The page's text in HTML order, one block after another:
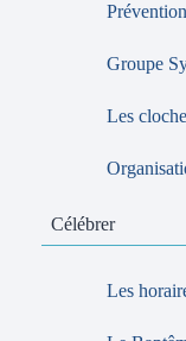
Groupe
Les
Célébrer
Les